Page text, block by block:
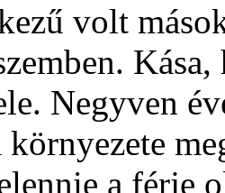
volt
Negyven
környezete
a férje